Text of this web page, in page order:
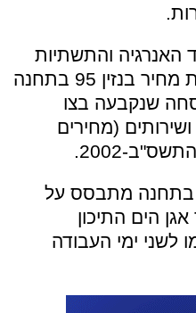
והתשתיות
מפרסם בכל סוף חודש את מחיר בנזין 95 בתחנה
שנקבעה בצו
(מחירים
2002.
בתחנה מתבסס על
הים התיכון
לשני ימי העבודה